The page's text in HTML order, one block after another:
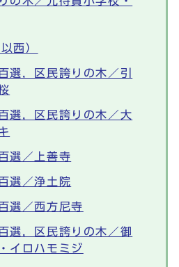
西）
選，区民誇りの木／引
選，区民誇りの木／大
選／上善寺
選／浄土院
選／西方尼寺
選，区民誇りの木／御
イロハモミジ